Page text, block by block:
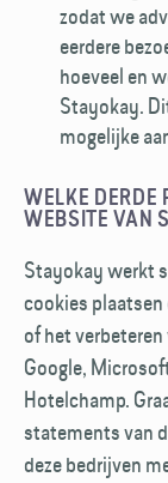
zodat we
eerdere
hoeveel en
Stayokay.
mogelijke
WELKE DERDE
WEBSITE VAN
Stayokay werkt
cookies plaatsen
of het
Google,
Hotelchamp.
statements van
deze bedrijven